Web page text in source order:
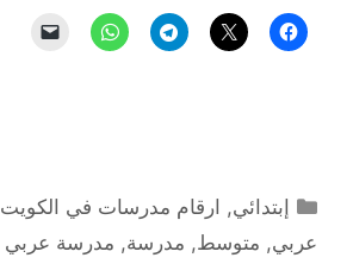
التصنيفات
إبتدائي, ارقام مدرسات في الكويت
عربي, متوسط, مدرسة, مدرسة عربي